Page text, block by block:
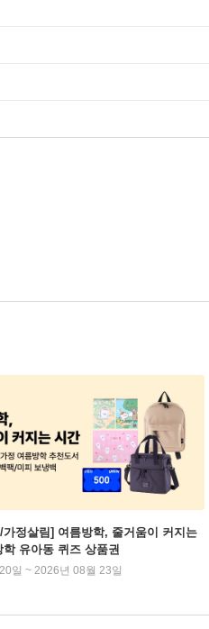
가정살림] 여름방학, 줄거움이 커지는
유아동 퀴즈 상품권
일 ~ 2026년 08월 23일